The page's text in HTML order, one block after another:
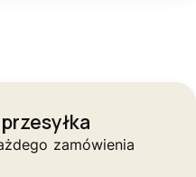
zamówienia